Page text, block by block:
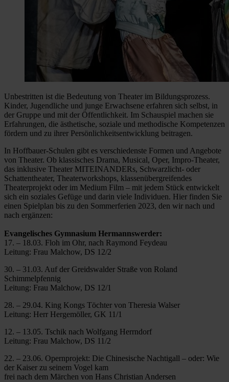
Unbestritten ist die Bedeutung von Theater im Bildungsprozess.
Kinder, Jugendliche und junge Erwachsene erfahren sich selbst, in
der Gruppe und mit der Öffentlichkeit. Im Schauspiel machen sie
Erfahrungen, die ästhetische, soziale und methodische Kompetenzen
fördern und zu ihrer Persönlichkeitsentwicklung beitragen.
In Hoffbauer-Schulen gibt es verschiedenste Formen und Angebote
von Theater. Ob klassisches Drama, Musical, Oper, Impro-Theater,
das inklusive Theater MITEINANDERs, Schwarzlicht- oder
Schattentheater, Theaterworkshops, klassenübergreifendes
Theaterprojekt oder im Medium Film – mit jedem Stück entwickelt
sich ein soziales Gefüge und darin viele Individuen. Hier finden Sie
einen Spielplan bis zu den Sommerferien 2023, den wir nach und
nach ergänzen:
Evangelisches Gymnasium Hermannswerder:
17. – 18.03. Floh im Ohr, nach Raymond Feydeau
Leitung: Frau Malchow, DS 12/2
30. – 31.03. Auf der Greidswalder Straße von Roland
Schimmelpfennig
Leitung: Frau Malchow, DS 12/1
28. – 29.04. King Kongs Töchter von Theresia Walser
Leitung: Herr Hergemöller, GK 11/1
12. – 13.05. Tschik nach Wolfgang Herrndorf
Leitung: Frau Malchow, DS 11/2
22. – 23.06. Opernprojekt: Die Chinesische Nachtigall – oder: Wie
der Kaiser zu seinem Vogel kam
frei nach dem Märchen von Hans Christian Andersen